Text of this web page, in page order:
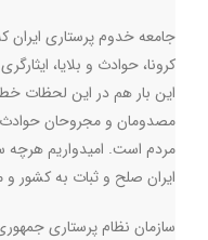
جامعه خدوم پرستاری ایران
کرونا، حوادث و بلایا،
این بار هم در این لحظات
مصدومان و مجروحان
مردم است. امیدواریم هرچه
ایران صلح و ثبات به کشور و
سازمان نظام پرستاری